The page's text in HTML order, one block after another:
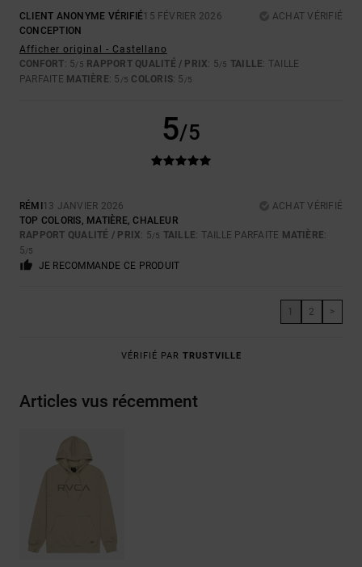
CLIENT ANONYME VÉRIFIÉ15 FÉVRIER 2026
ACHAT VÉRIFIÉ
CONCEPTION
Afficher original - Castellano
CONFORT: 5/5 RAPPORT QUALITÉ / PRIX: 5/5 TAILLE: TAILLE
PARFAITE MATIÈRE: 5 /5 COLORIS: 5 /5
5/5
RÉMI 13 JANVIER 2026
ACHAT VÉRIFIÉ
TOP COLORIS, MATIÈRE, CHALEUR
RAPPORT QUALITÉ / PRIX: 5/5 TAILLE: TAILLE PARFAITE MATIÈRE:
5/5
JE RECOMMANDE CE PRODUIT
1 2 >
VÉRIFIÉ PAR TRUSTVILLE
Articles vus récemment